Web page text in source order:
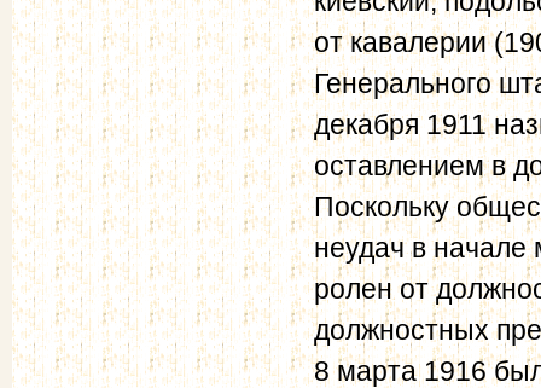
от кавалерии
Генерального
декабря 1911
оставлением в
Поскольку
неудач в
ролен от
должностных
8 марта 1916